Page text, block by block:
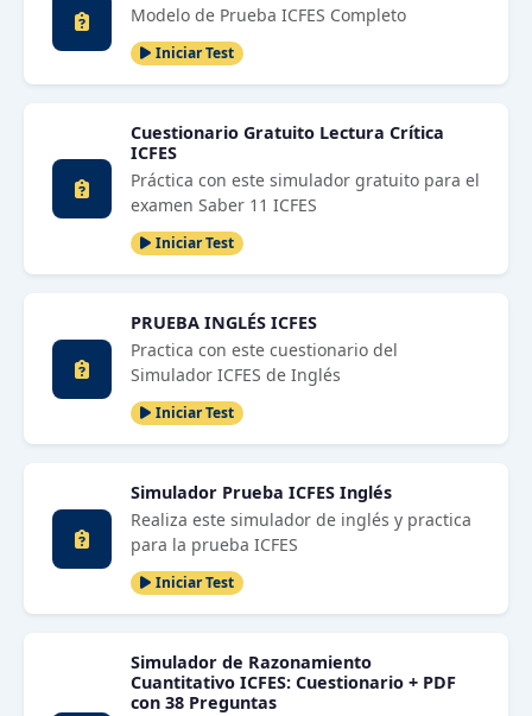
Modelo de Prueba ICFES Completo
Iniciar Test
Cuestionario Gratuito Lectura Crítica
ICFES
Práctica con este simulador gratuito para el
examen Saber 11 ICFES
Iniciar Test
PRUEBA INGLÉS ICFES
Practica con este cuestionario del
Simulador ICFES de Inglés
Iniciar Test
Simulador Prueba ICFES Inglés
Realiza este simulador de inglés y practica
para la prueba ICFES
Iniciar Test
Simulador de Razonamiento
Cuantitativo ICFES: Cuestionario + PDF
con 38 Preguntas